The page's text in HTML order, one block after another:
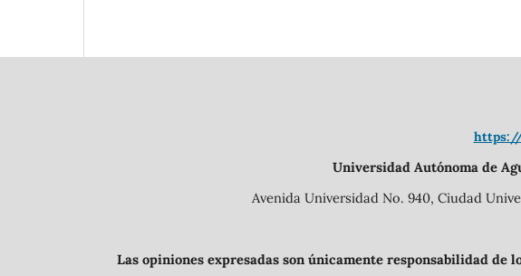
Universidad Autónoma de
Avenida Universidad No. 940, Ciudad
Las opiniones expresadas son únicamente responsabilidad